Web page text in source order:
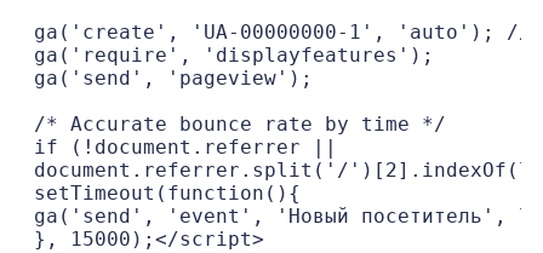
ga('create', 'UA-00000000-1', 'auto'); //
ga('require', 'displayfeatures');
ga('send', 'pageview');
/* Accurate bounce rate by time */
if (!document.referrer ||
document.referrer.split('/
setTimeout(function(){
ga('send', 'event', 'Новый посетитель',
}, 15000);</script>